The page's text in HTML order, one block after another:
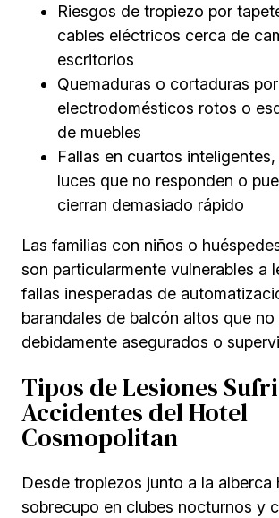
Riesgos de tropiezo por
cables eléctricos cerca de
escritorios
Quemaduras o cortaduras por
electrodomésticos rotos o
de muebles
Fallas en cuartos
luces que no responden o
cierran demasiado rápido
Las familias con niños o
son particularmente vulnerables a
fallas inesperadas de
barandales de balcón altos que no
debidamente asegurados o
Tipos de Lesiones
Accidentes del Hotel
Cosmopolitan
Desde tropiezos junto a la alberca
sobrecupo en clubes nocturnos y